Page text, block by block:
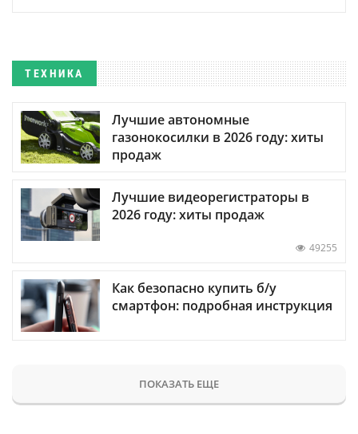
ТЕХНИКА
Лучшие автономные
газонокосилки в 2026 году: хиты
продаж
Лучшие видеорегистраторы в
2026 году: хиты продаж
49255
Как безопасно купить б/у
смартфон: подробная инструкция
ПОКАЗАТЬ ЕЩЕ